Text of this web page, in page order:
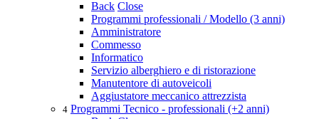
Back Close
Programmi professionali / Modello (3 anni)
Amministratore
Commesso
Informatico
Servizio alberghiero e di ristorazione
Manutentore di autoveicoli
Aggiustatore meccanico attrezzista
4 Programmi Tecnico - professionali (+2 anni)